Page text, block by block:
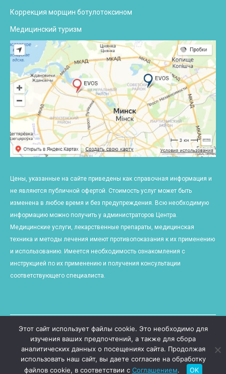
Коррекция морщин ботулотоксином
Медицинский туризм
Цены, указанные на сайте приведены как справочная информация и
не являются публичной офертой. Стоимость услуг может быть
изменена в любое время и без предупреждения. Всю необходимую
информацию можно получить у администраторов Центра.
Медицинские услуги, лекарственные препараты, медицинская
техника и методы лечения имеют противопоказания к их применению
и использованию. Имеется необходимость ознакомления с
инструкцией по их применению и получения консультации
соответствующего специалиста.
© 2018 Все права защищены.
Онлайн запись
Этот сайт использует файлы cookie. Это необходимо для
изучения ваших предпочтений, а также для сбора
аналитических данных о посещениях сайта. Продолжая
использовать наш сайт, вы даете согласие на обработку
файлов cookie, в соответствии с Соглашением. OK